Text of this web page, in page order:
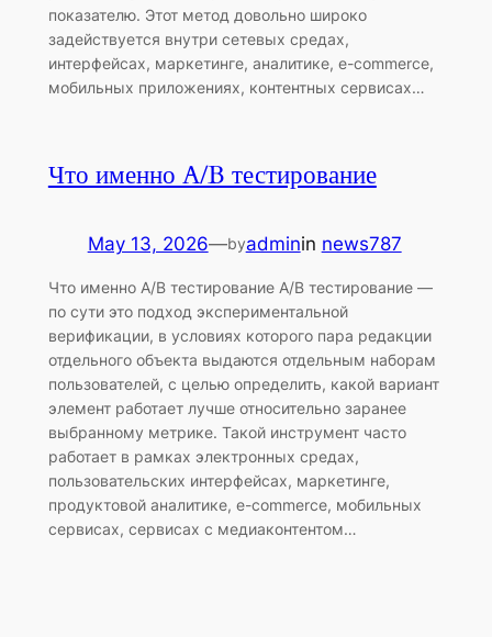
показателю. Этот метод довольно широко
задействуется внутри сетевых средах,
интерфейсах, маркетинге, аналитике, e-commerce,
мобильных приложениях, контентных сервисах…
Что именно A/B тестирование
May 13, 2026—byadminin news787
Что именно A/B тестирование A/B тестирование —
по сути это подход экспериментальной
верификации, в условиях которого пара редакции
отдельного объекта выдаются отдельным наборам
пользователей, с целью определить, какой вариант
элемент работает лучше относительно заранее
выбранному метрике. Такой инструмент часто
работает в рамках электронных средах,
пользовательских интерфейсах, маркетинге,
продуктовой аналитике, e-commerce, мобильных
сервисах, сервисах с медиаконтентом…